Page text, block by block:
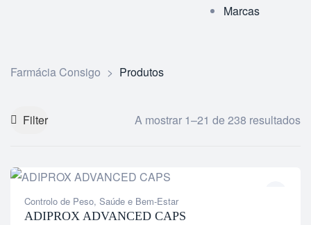
Marcas
Farmácia Consigo > Produtos
Filter A mostrar 1–21 de 238 resultados
Controlo de Peso, Saúde e Bem-Estar
ADIPROX ADVANCED CAPS